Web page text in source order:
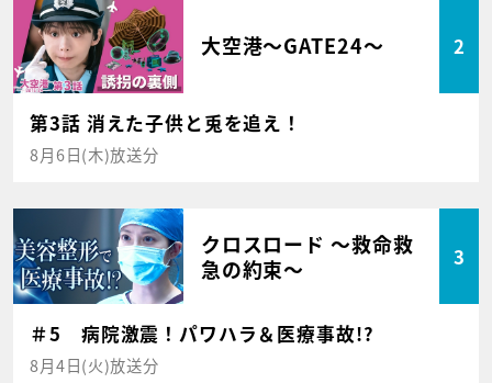
大空港～GATE24～ 2
第3話 消えた子供と兎を追え！
8月6日(木)放送分
クロスロード ～救命救
急の約束～
3
＃5 病院激震！パワハラ＆医療事故!?
8月4日(火)放送分